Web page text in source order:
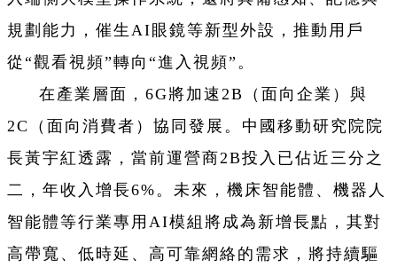
規劃能力，催生AI眼鏡等新型外設，推動用戶
從“觀看視頻”轉向“進入視頻”。
在產業層面，6G將加速2B（面向企業）與
2C（面向消費者）協同發展。中國移動研究院院
長黃宇紅透露，當前運營商2B投入已佔近三分之
二，年收入增長6%。未來，機床智能體、機器人
智能體等行業專用AI模組將成為新增長點，其對
高帶寬、低時延、高可靠網絡的需求，將持續驅